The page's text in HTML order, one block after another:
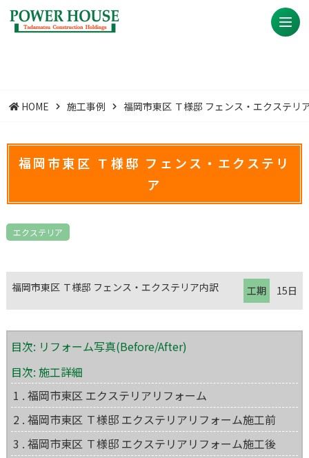
HOME 施工事例 福岡市東区 Ｔ様邸 フェンス・エクステリ
福岡市東区 Ｔ様邸 フェンス・エクステリ
ア
エクステリア
福岡市東区 Ｔ様邸 フェンス・エクステリア内訳 工期 15日
目次: リフォーム写真(Before/After)
目次: 施工詳細
1 . 福岡市東区 エクステリアリフォーム
2 . 福岡市東区 Ｔ様邸 エクステリアリフォーム施工前
3 . 福岡市東区 Ｔ様邸 エクステリアリフォーム施工後